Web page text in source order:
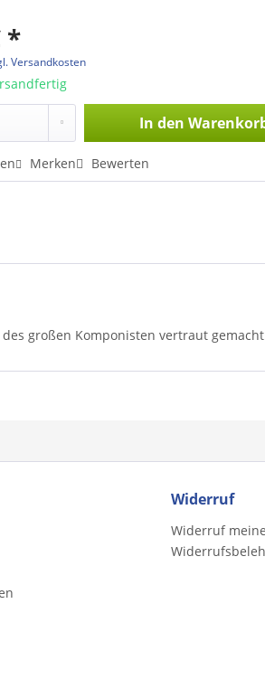
*
Versandkosten
In den
Merken Bewerten
großen Komponisten vertraut
Widerruf
Widerruf